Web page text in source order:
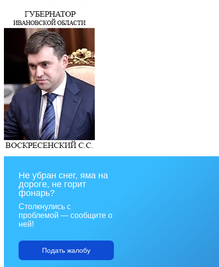
Не убран снег, яма на
дороге, не горит
фонарь?
Столкнулись с
проблемой — сообщите о
ней!
Подать жалобу